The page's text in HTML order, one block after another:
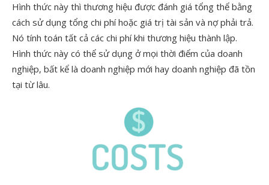
Hình thức này thì thương hiệu được đánh giá tổng thể bằng
cách sử dụng tổng chi phí hoặc giá trị tài sản và nợ phải trả.
Nó tính toán tất cả các chi phí khi thương hiệu thành lập.
Hình thức này có thể sử dụng ở mọi thời điểm của doanh
nghiệp, bất kể là doanh nghiệp mới hay doanh nghiệp đã tồn
tại từ lâu.